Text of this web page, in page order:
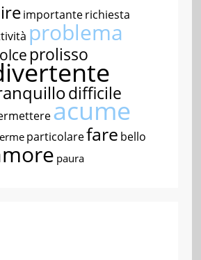
importanterichiesta
problema
prolisso
difficile
acume
particolarefare bello
paura